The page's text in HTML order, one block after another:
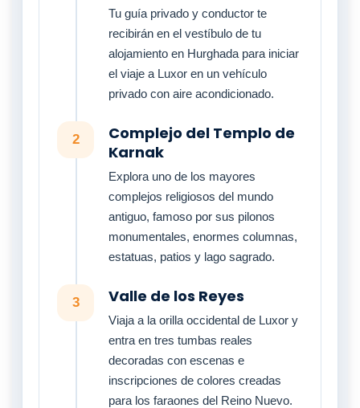
Tu guía privado y conductor te
recibirán en el vestíbulo de tu
alojamiento en Hurghada para iniciar
el viaje a Luxor en un vehículo
privado con aire acondicionado.
2
Complejo del Templo de
Karnak
Explora uno de los mayores
complejos religiosos del mundo
antiguo, famoso por sus pilonos
monumentales, enormes columnas,
estatuas, patios y lago sagrado.
3 Valle de los Reyes
Viaja a la orilla occidental de Luxor y
entra en tres tumbas reales
decoradas con escenas e
inscripciones de colores creadas
para los faraones del Reino Nuevo.